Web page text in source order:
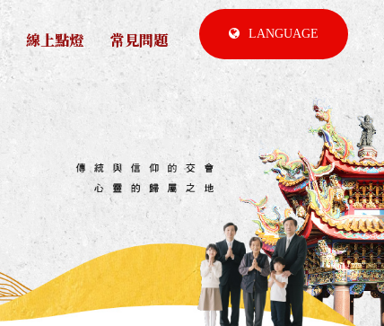
LANGUAGE
線上點燈 常見問題